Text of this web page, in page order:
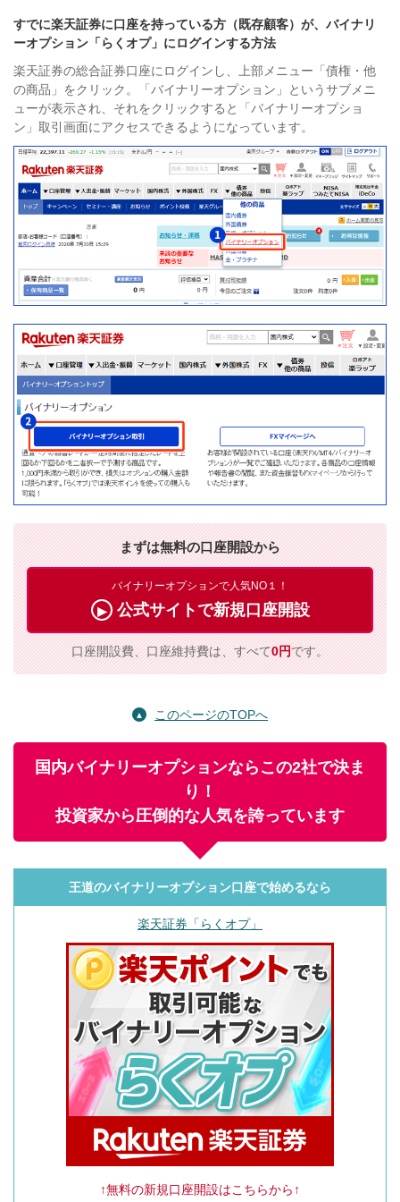
すでに楽天証券に口座を持っている方（既存顧客）が、バイナリ
ーオプション「らくオプ」にログインする方法
楽天証券の総合証券口座にログインし、上部メニュー「債権・他
の商品」をクリック。「バイナリーオプション」というサブメニ
ューが表示され、それをクリックすると「バイナリーオプショ
ン」取引画面にアクセスできるようになっています。
まずは無料の口座開設から
バイナリーオプションで人気NO１！
公式サイトで新規口座開設
口座開設費、口座維持費は、すべて0円です。
このページのTOPへ
国内バイナリーオプションならこの2社で決ま
り！
投資家から圧倒的な人気を誇っています
王道のバイナリーオプション口座で始めるなら
楽天証券「らくオプ」
↑無料の新規口座開設はこちらから↑